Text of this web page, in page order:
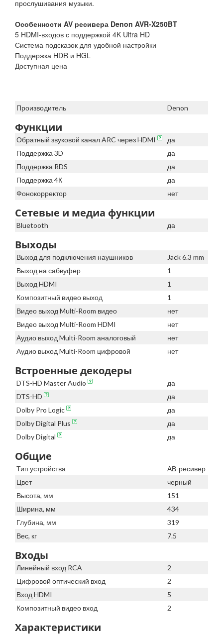
прослушивания музыки.
Особенности AV ресивера Denon AVR-X250BT
5 HDMI-входов с поддержкой 4K Ultra HD
Система подсказок для удобной настройки
Поддержка HDR и HGL
Доступная цена
Производитель Denon
Функции
Обратный звуковой канал ARC через HDMI
да
Поддержка 3D
да
Поддержка RDS
да
Поддержка 4К
да
Фонокорректор
нет
Сетевые и медиа функции
Bluetooth да
Выходы
Выход для подключения наушников
Jack 6.3 mm
Выход на сабвуфер
1
Выход HDMI
1
Композитный видео выход
1
Видео выход Multi-Room видео
нет
Видео выход Multi-Room HDMI
нет
Аудио выход Multi-Room аналоговый
нет
Аудио выход Multi-Room цифровой
нет
Встроенные декодеры
DTS-HD Master Audio
да
DTS-HD
да
Dolby Pro Logic
да
Dolby Digital Plus
да
Dolby Digital
да
Общие
Тип устройства
АВ-ресивер
Цвет
черный
Высота, мм
151
Ширина, мм
434
Глубина, мм
319
Вес, кг
7.5
Входы
Линейный вход RCA
2
Цифровой оптический вход
2
Вход HDMI
5
Композитный видео вход
2
Характеристики